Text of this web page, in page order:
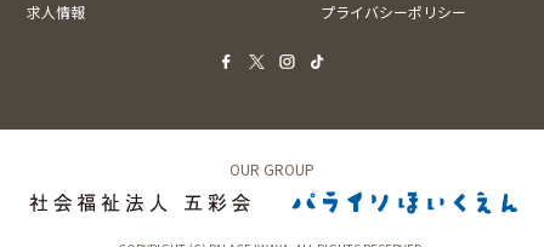
求人情報
プライバシーポリシー
OUR GROUP